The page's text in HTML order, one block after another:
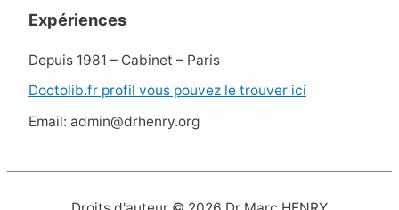
Expériences
Depuis 1981 – Cabinet – Paris
Doctolib.fr profil vous pouvez le trouver ici
Email: admin@drhenry.org